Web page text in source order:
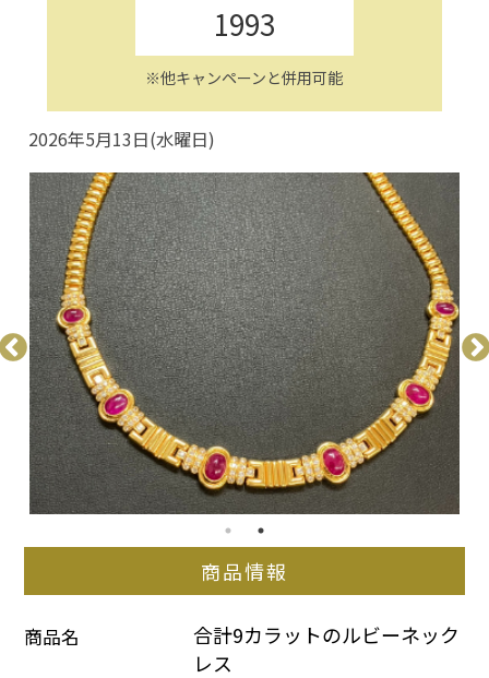
1993
※他キャンペーンと併用可能
2026年5月13日(水曜日)
商品情報
商品名
合計9カラットのルビーネック
レス